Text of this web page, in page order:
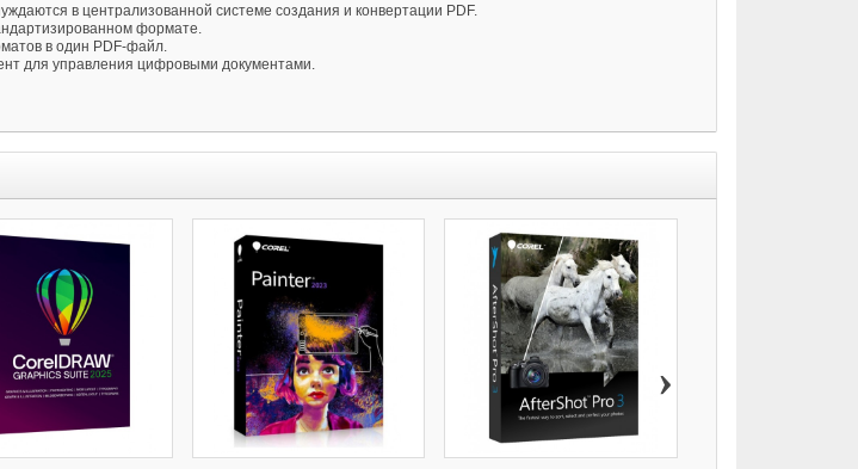
в централизованной системе создания и конвертации PDF.
формате.
в один PDF-файл.
для управления цифровыми документами.
›